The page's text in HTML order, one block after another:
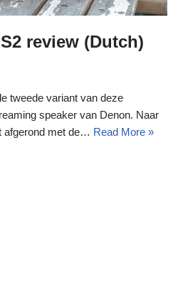
review (Dutch)
tweede variant van deze
speaker van Denon. Naar
afgerond met de… Read More »